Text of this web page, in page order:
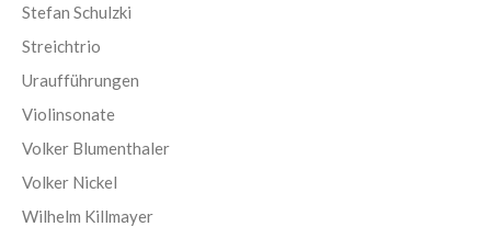
Stefan Schulzki
Streichtrio
Uraufführungen
Violinsonate
Volker Blumenthaler
Volker Nickel
Wilhelm Killmayer